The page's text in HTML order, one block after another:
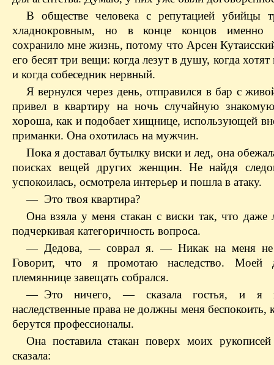
В обществе человека с репутацией убийцы
хладнокровным, но в конце концов именно
сохранило мне жизнь, потому что Арсен
его бесят три вещи: когда лезут в душу, когда хотят
и когда собеседник нервный.
Я вернулся через день, отправился в бар с
привел в квартиру на ночь случайную
хороша, как и подобает хищнице, использующей
приманки. Она охотилась на мужчин.
Пока я доставал бутылку виски и лед, она
поисках вещей других женщин. Не найдя
успокоилась, осмотрела интерьер и пошла в атаку.
— Это твоя квартира?
Она взяла у меня стакан с виски так, что даже
подчеркивая категоричность вопроса.
— Дедова, — соврал я. — Никак на меня не
Говорит, что я промотаю наследство. Моей
племяннице завещать собрался.
— Это ничего, — сказала гостья, и я
наследственные права не должны меня беспокоить,
берутся профессионалы.
Она поставила стакан поверх моих
сказала: